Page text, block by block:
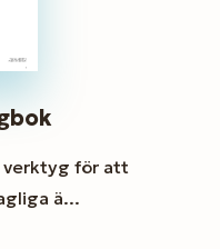
för att
ä...